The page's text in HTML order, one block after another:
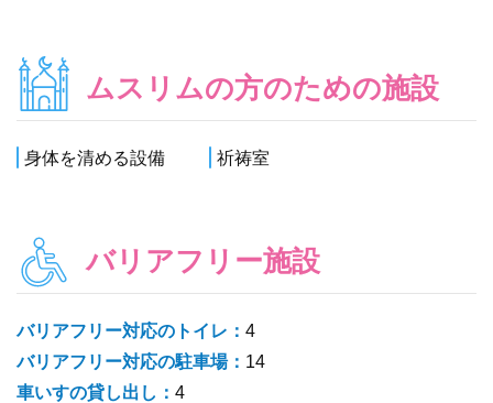
ムスリムの方のための施設
身体を清める設備 祈祷室
バリアフリー施設
バリアフリー対応のトイレ： 4
バリアフリー対応の駐車場： 14
車いすの貸し出し： 4